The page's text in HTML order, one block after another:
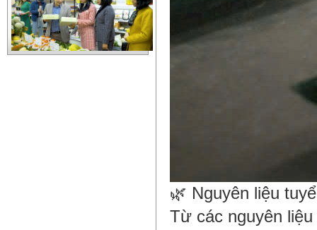
🌿 Nguyên liệu
Từ các nguyên